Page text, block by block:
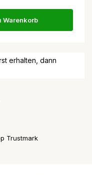
Warenkorb
erhalten, dann
Trustmark